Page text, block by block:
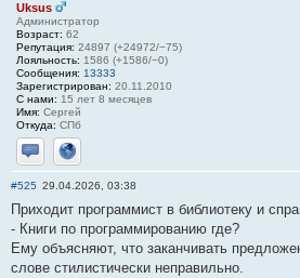
Uksus
Администратор
Возраст: 62
Репутация: 24897 (+24972/−75)
Лояльность: 1586 (+1586/−0)
Сообщения: 13333
Зарегистрирован: 20.11.2010
С нами: 15 лет 8 месяцев
Имя: Сергей
Откуда: СПб
Отправить личное сообщение
Сайт
#525 29.04.2026, 03:38
Приходит программист в библиотеку и
- Книги по программированию где?
Ему объясняют, что заканчивать
слове стилистически неправильно.